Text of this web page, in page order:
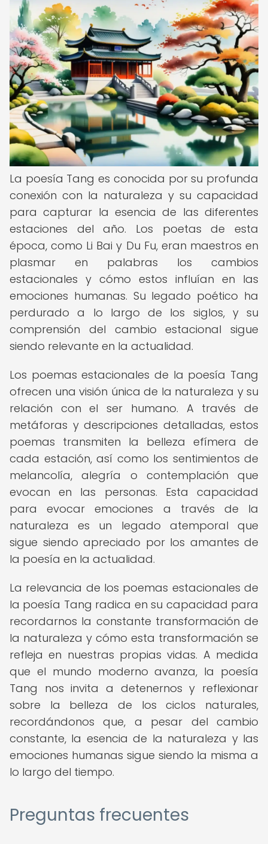
La poesía Tang es conocida por su profunda
conexión con la naturaleza y su capacidad
para capturar la esencia de las diferentes
estaciones del año. Los poetas de esta
época, como Li Bai y Du Fu, eran maestros en
plasmar en palabras los cambios
estacionales y cómo estos influían en las
emociones humanas. Su legado poético ha
perdurado a lo largo de los siglos, y su
comprensión del cambio estacional sigue
siendo relevante en la actualidad.
Los poemas estacionales de la poesía Tang
ofrecen una visión única de la naturaleza y su
relación con el ser humano. A través de
metáforas y descripciones detalladas, estos
poemas transmiten la belleza efímera de
cada estación, así como los sentimientos de
melancolía, alegría o contemplación que
evocan en las personas. Esta capacidad
para evocar emociones a través de la
naturaleza es un legado atemporal que
sigue siendo apreciado por los amantes de
la poesía en la actualidad.
La relevancia de los poemas estacionales de
la poesía Tang radica en su capacidad para
recordarnos la constante transformación de
la naturaleza y cómo esta transformación se
refleja en nuestras propias vidas. A medida
que el mundo moderno avanza, la poesía
Tang nos invita a detenernos y reflexionar
sobre la belleza de los ciclos naturales,
recordándonos que, a pesar del cambio
constante, la esencia de la naturaleza y las
emociones humanas sigue siendo la misma a
lo largo del tiempo.
Preguntas frecuentes